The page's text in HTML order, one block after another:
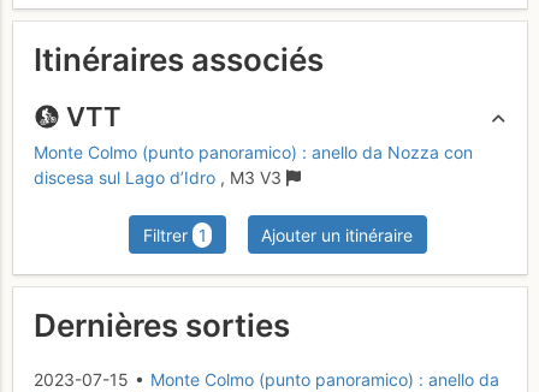
Itinéraires associés
VTT
Monte Colmo (punto panoramico) : anello da Nozza con
discesa sul Lago d’Idro , M3 V3
Filtrer 1 Ajouter un itinéraire
Dernières sorties
2023-07-15 • Monte Colmo (punto panoramico) : anello da